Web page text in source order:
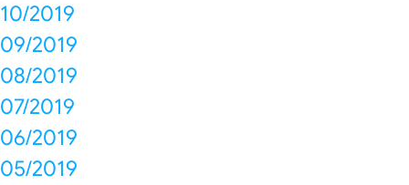
10/2019
09/2019
08/2019
07/2019
06/2019
05/2019